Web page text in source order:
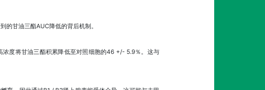
的甘油三酯AUC降低的背后机制。
度将甘油三酯积累降低至对照细胞的46 +/- 5.9％。这与